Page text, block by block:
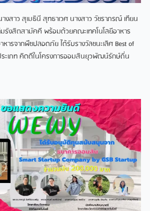
งสาว สุเมธินี สุทธาเวศ นางสาว วัชราภรณ์ เทียน
มรังสิตสามัคคี พร้อมด้วยคณะเทคโนโลยีอาหาร
ารจากพืชปลอดภัย ได้รับรางวัลชนะเลิศ Best of
ระเภท คิดดีในโครงการออมสินยุวพัฒน์รักษ์ถิ่น